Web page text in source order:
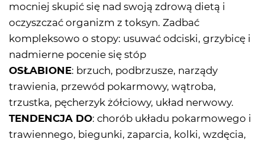
mocniej skupić się nad swoją zdrową dietą i
oczyszczać organizm z toksyn. Zadbać
kompleksowo o stopy: usuwać odciski, grzybicę i
nadmierne pocenie się stóp
OSŁABIONE: brzuch, podbrzusze, narządy
trawienia, przewód pokarmowy, wątroba,
trzustka, pęcherzyk żółciowy, układ nerwowy.
TENDENCJA DO: chorób układu pokarmowego i
trawiennego, biegunki, zaparcia, kolki, wzdęcia,